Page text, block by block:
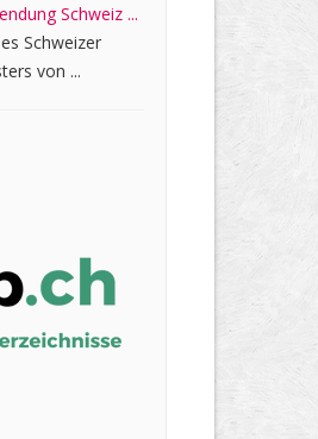
Schweiz ...
Schweizer
von ...